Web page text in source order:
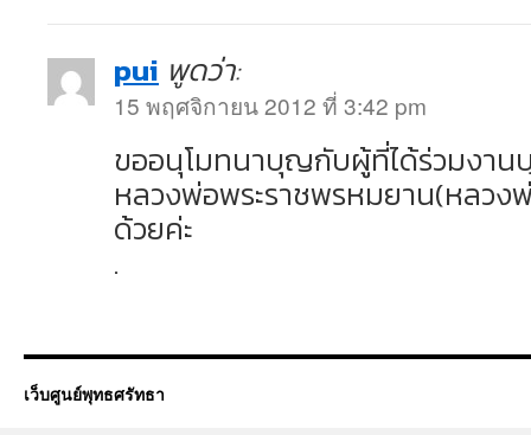
pui พูดว่า:
15 พฤศจิกายน 2012 ที่ 3:42 pm
ขออนุโมทนาบุญกับผู้ที่ได้ร่วมงา
หลวงพ่อพระราชพรหมยาน(หลว
ด้วยค่ะ
.
เว็บศูนย์พุทธศรัทธา